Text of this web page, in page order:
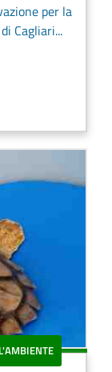
per la
Cagliari...